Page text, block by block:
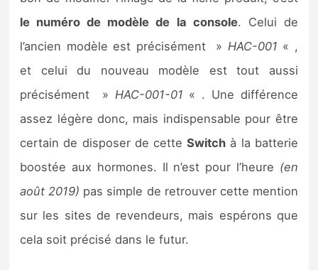
le numéro de modèle de la console. Celui de
l’ancien modèle est précisément » HAC-001 « ,
et celui du nouveau modèle est tout aussi
précisément » HAC-001-01 « . Une différence
assez légère donc, mais indispensable pour être
certain de disposer de cetteSwitch à la batterie
boostée aux hormones. Il n’est pour l’heure (en
août 2019) pas simple de retrouver cette mention
sur les sites de revendeurs, mais espérons que
cela soit précisé dans le futur.